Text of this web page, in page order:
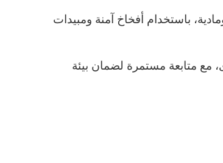
باستخدام أفخاخ آمنة ومبيدات
متابعة مستمرة لضمان بيئة